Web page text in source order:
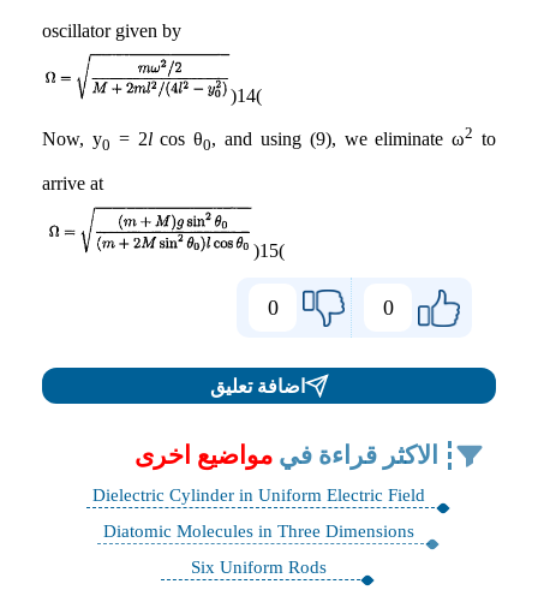
oscillator given by
(14)
Now, y0 = 2lcos θ0, and using (9), we eliminate ω2 to
arrive at
(15)
0
0
اضافة تعليق
الاكثر قراءة في مواضيع اخرى
Dielectric Cylinder in Uniform Electric Field
Diatomic Molecules in Three Dimensions
Six Uniform Rods